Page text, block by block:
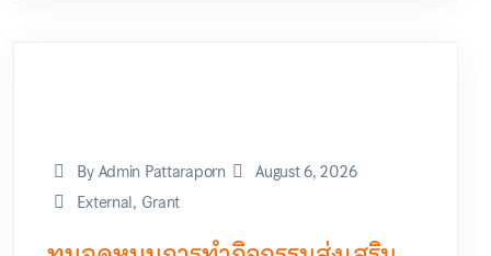
By Admin Pattaraporn
August 6, 2026
External, Grant